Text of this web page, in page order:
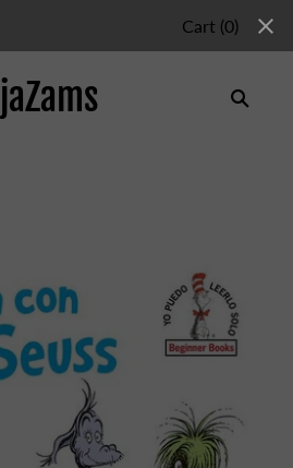
Cart (0)
jaZams